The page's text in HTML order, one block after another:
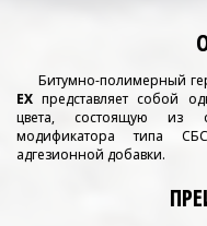
Битумно-полимерный
EX представляет собой
цвета, состоящую из
модификатора типа
адгезионной добавки.